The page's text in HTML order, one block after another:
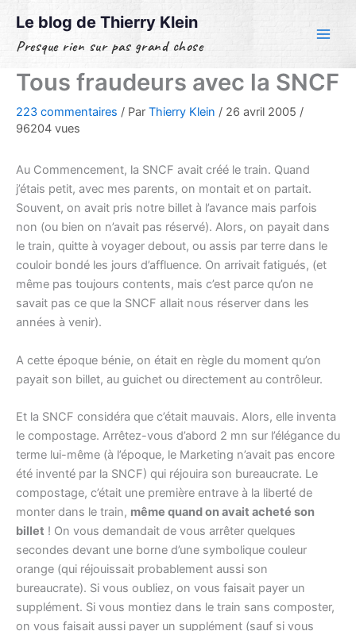
contenu
Le blog de Thierry Klein
Presque rien sur pas grand chose
Tous fraudeurs avec la SNCF
223 commentaires / Par Thierry Klein / 26 avril 2005 /
96204 vues
Au Commencement, la SNCF avait créé le train. Quand
j’étais petit, avec mes parents, on montait et on partait.
Souvent, on avait pris notre billet à l’avance mais parfois
non (ou bien on n’avait pas réservé). Alors, on payait dans
le train, quitte à voyager debout, ou assis par terre dans le
couloir bondé les jours d’affluence. On arrivait fatigués, (et
même pas toujours contents, mais c’est parce qu’on ne
savait pas ce que la SNCF allait nous réserver dans les
années à venir).
A cette époque bénie, on était en règle du moment qu’on
payait son billet, au guichet ou directement au contrôleur.
Et la SNCF considéra que c’était mauvais. Alors, elle inventa
le compostage. Arrêtez-vous d’abord 2 mn sur l’élégance du
terme lui-même (à l’époque, le Marketing n’avait pas encore
été inventé par la SNCF) qui réjouira son bureaucrate. Le
compostage, c’était une première entrave à la liberté de
monter dans le train, même quand on avait acheté son
billet ! On vous demandait de vous arrêter quelques
secondes devant une borne d’une symbolique couleur
orange (qui réjouissait probablement aussi son
bureaucrate). Si vous oubliez, on vous faisait payer un
supplément. Si vous montiez dans le train sans composter,
on vous faisait aussi payer un supplément (sauf si vous